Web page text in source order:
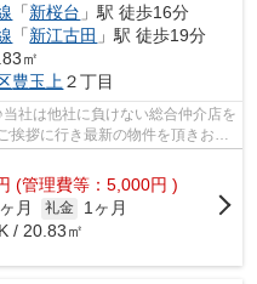
「新桜台 」駅 徒歩16分
「新江古田 」駅 徒歩19分
㎡
豊玉上 ２丁目
社は他社に負けない総合仲介店を
拶に行き最新の物件を頂きお客
(管理費等：5,000円 )
月 礼金
1ヶ月
/ 20.83㎡